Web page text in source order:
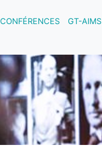
CONFÉRENCES GT-AIMS